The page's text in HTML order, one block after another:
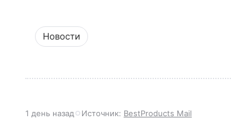
Новости
1 день назад Источник: BestProducts Mail